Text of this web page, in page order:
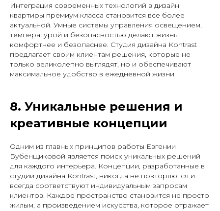
Интеграция современных технологий в дизайн
квартиры премиум класса становится все более
актуальной. Умные системы управления освещением,
температурой и безопасностью делают жизнь
комфортнее и безопаснее. Студия дизайна Kontrast
предлагает своим клиентам решения, которые не
только великолепно выглядят, но и обеспечивают
максимальное удобство в ежедневной жизни.
8. Уникальные решения и
креативные концепции
Одним из главных принципов работы Евгении
Бубенщиковой является поиск уникальных решений
для каждого интерьера. Концепции, разработанные в
студии дизайна Kontrast, никогда не повторяются и
всегда соответствуют индивидуальным запросам
клиентов. Каждое пространство становится не просто
жилым, а произведением искусства, которое отражает